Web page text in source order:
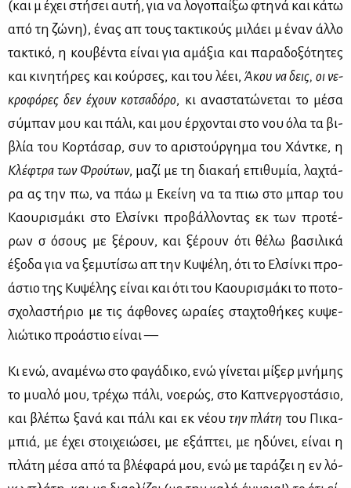
(και μ᾽ έχει στή­σει αυ­τή, για να λο­γο­παί­ξω φτη­νά και κά­τω
από τη ζώ­νη), ένας απ᾽ τους τα­κτι­κούς μι­λά­ει μ᾽ έναν άλ­λο
τα­κτι­κό, η κου­βέ­ντα εί­ναι για αμά­ξια και πα­ρα­δο­ξό­τη­τες
και κι­νη­τή­ρες και κούρ­σες, και του λέ­ει, Άκου ναδεις, οι νε­
κρο­φό­ρες δεν έχουν κο­τσα­δό­ρο, κι ανα­στα­τώ­νε­ται το μέ­σα
σύ­μπαν μου και πά­λι, και μου έρ­χο­νται στο νου όλα τα βι­
βλία του Κορ­τά­σαρ, συν το αρι­στούρ­γη­μα του Χά­ντ­κε, η
Κλέ­φτρα των Φρού­των, μα­ζί με τη δια­καή επι­θυ­μία, λα­χτά­
ρα ας την πω, να πάω μ᾽ Εκεί­νη να τα πιω στο μπαρ του
Κα­ου­ρι­σμά­κι στο Ελ­σίν­κι προ­βάλ­λο­ντας εκ των προ­τέ­
ρων σ᾽ όσους με ξέ­ρουν, και ξέ­ρουν ότι θέ­λω βα­σι­λι­κά
έξο­δα για να ξε­μυ­τί­σω απ᾽ την Κυ­ψέ­λη, ότι το Ελ­σίν­κι προ­
ά­στιο της Κυ­ψέ­λης εί­ναι και ότι του Κα­ου­ρι­σμά­κι το πο­το­
σχο­λα­στή­ριο με τις άφθο­νες ωραί­ες στα­χτο­θή­κες κυ­ψε­
λιώ­τι­κο προ­ά­στιο εί­ναι —
Κι ενώ, ανα­μέ­νω στο φα­γά­δι­κο, ενώ γί­νε­ται μί­ξερ μνή­μης
το μυα­λό μου, τρέ­χω πά­λι, νο­ε­ρώς, στο Κα­πνερ­γο­στά­σιο,
και βλέ­πω ξα­νά και πά­λι και εκ νέ­ουτηνπλά­τη του Πι­κα­
μπιά, με έχει στοι­χειώ­σει, με εξά­πτει, με ηδύ­νει, εί­ναι η
πλά­τη μέ­σα από τα βλέ­φα­ρά μου, ενώ με τα­ρά­ζει η εν λό­